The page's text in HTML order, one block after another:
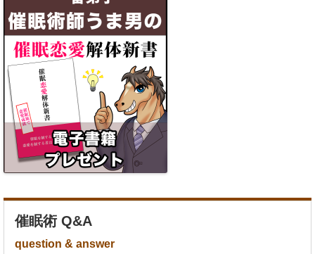
催眠術 Q&A
question & answer